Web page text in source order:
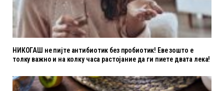
НИКОГАШ не пијте антибиотик без пробиотик! Еве зошто е
толку важно и на колку часа растојание да ги пиете двата лека!